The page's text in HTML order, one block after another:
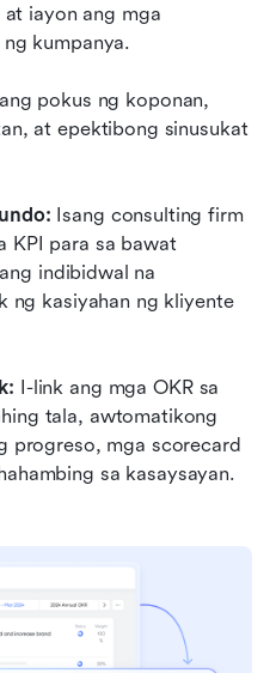
iayon ang mga
kumpanya.
pokus ng koponan,
at epektibong sinusukat
Isang consulting firm
KPI para sa bawat
indibidwal na
ng kasiyahan ng kliyente
I-link ang mga OKR sa
tala, awtomatikong
progreso, mga scorecard
sa kasaysayan.